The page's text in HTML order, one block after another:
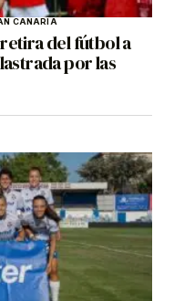
CANARIA
del fútbol a
por las